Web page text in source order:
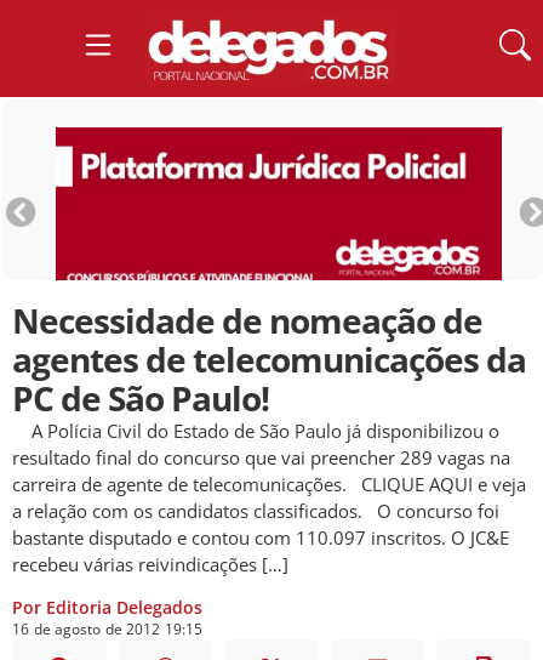
Necessidade de nomeação de
agentes de telecomunicações da
PC de São Paulo!
A Polícia Civil do Estado de São Paulo já disponibilizou o
resultado final do concurso que vai preencher 289 vagas na
carreira de agente de telecomunicações. CLIQUE AQUI e veja
a relação com os candidatos classificados. O concurso foi
bastante disputado e contou com 110.097 inscritos. O JC&E
recebeu várias reivindicações […]
Por Editoria Delegados
16 de agosto de 2012 19:15